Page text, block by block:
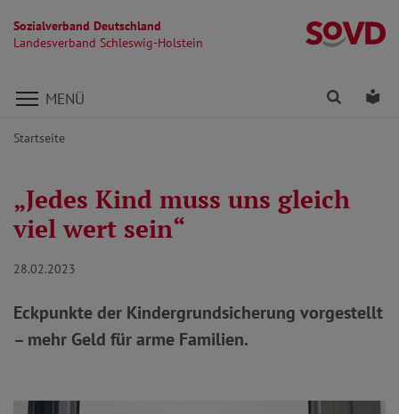
Sozialverband Deutschland
Landesverband Schleswig-Holstein
Direkt zu den Inhalten springen
MENÜ Finden
Startseite
„Jedes Kind muss uns gleich
viel wert sein“
28.02.2023
Eckpunkte der Kindergrundsicherung vorgestellt
– mehr Geld für arme Familien.